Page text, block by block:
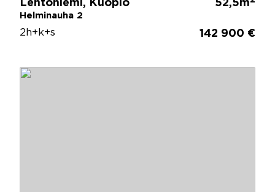
Lehtoniemi, Kuopio
Helminauha 2
52,5m
2h+k+s 142 900 €